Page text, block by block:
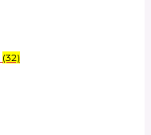
(32)